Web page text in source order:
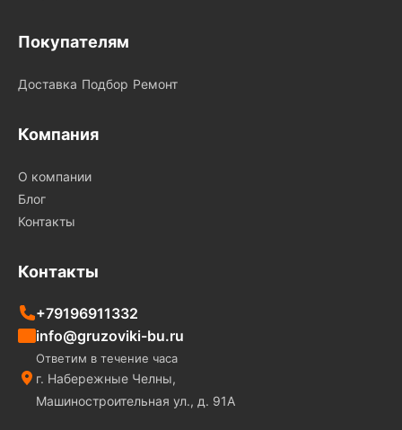
Покупателям
Доставка Подбор Ремонт
Компания
О компании
Блог
Контакты
Контакты
+79196911332
info@gruzoviki-bu.ru
Ответим в течение часа
г. Набережные Челны,
Машиностроительная ул., д. 91А